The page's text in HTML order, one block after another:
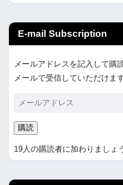
E-mail Subscription
メールアドレスを記入して購
メールで受信していただけます
購読
19人の購読者に加わりましょ